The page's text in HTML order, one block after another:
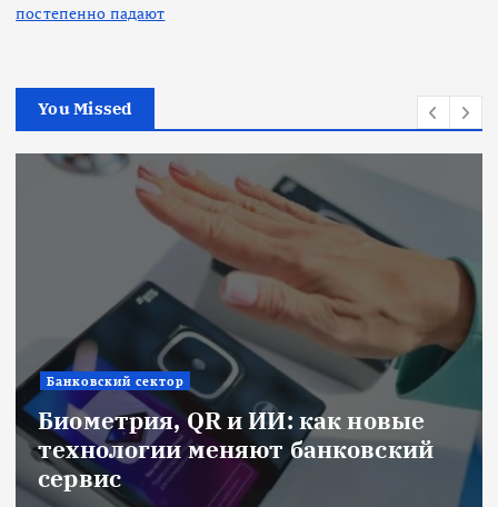
постепенно падают
You Missed
Банковский сектор
Биометрия, QR и ИИ: как новые
технологии меняют банковский
сервис